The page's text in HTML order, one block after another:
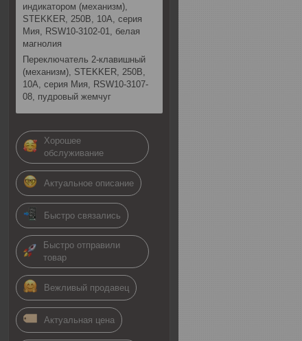
индикатором (механизм),
STEKKER, 250В, 10А, серия
Мия, RSW10-3102-01, белая
магнолия
Переключатель 2-клавишный
(механизм), STEKKER, 250В,
10А, серия Мия, RSW10-3107-
08, пудровый жемчуг
Хорошее
обслуживание
Актуальное описание
Быстро связались
Быстро отправили
товар
Вежливый продавец
Актуальная цена